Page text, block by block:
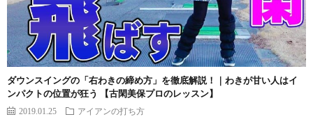
ダウンスイングの「右わきの締め方」を徹底解説！｜わきが甘い人はイ
ンパクトの位置が狂う 【古閑美保プロのレッスン】
2019.01.25 アイアンの打ち方